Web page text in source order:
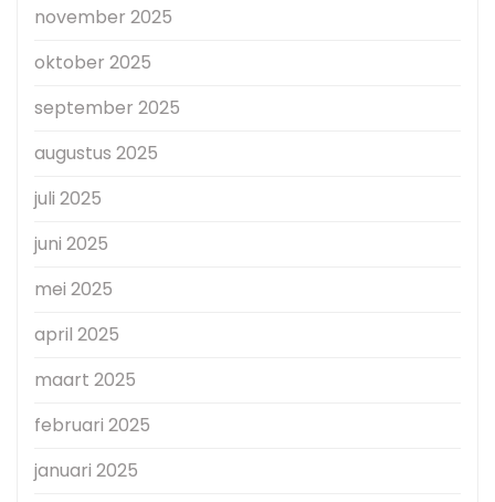
november 2025
oktober 2025
september 2025
augustus 2025
juli 2025
juni 2025
mei 2025
april 2025
maart 2025
februari 2025
januari 2025